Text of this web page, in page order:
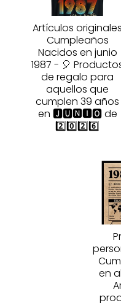
Artículos originales
Cumpleaños
Nacidos en junio
1987 - 🎈
de regalo para
aquellos que
cumplen 39 años
en 🅹🆄🅽🅸🅾 de
2️⃣0️⃣2️⃣6️⃣
en